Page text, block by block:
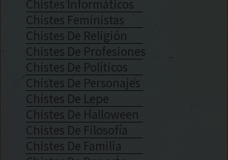
Chistes Informáticos
Chistes Feministas
Chistes De Religión
Chistes De Profesiones
Chistes De Políticos
Chistes De Personajes
Chistes De Lepe
Chistes De Halloween
Chistes De Filosofía
Chistes De Familia